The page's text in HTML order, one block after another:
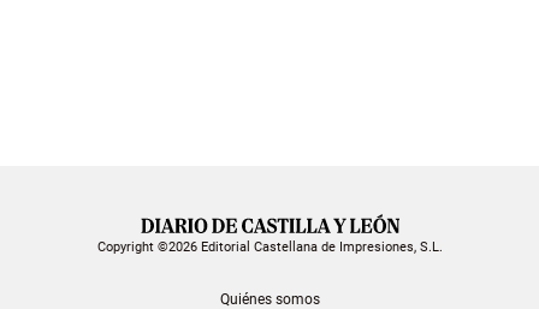
Copyright ©2026 Editorial Castellana de Impresiones, S.L.
Quiénes somos